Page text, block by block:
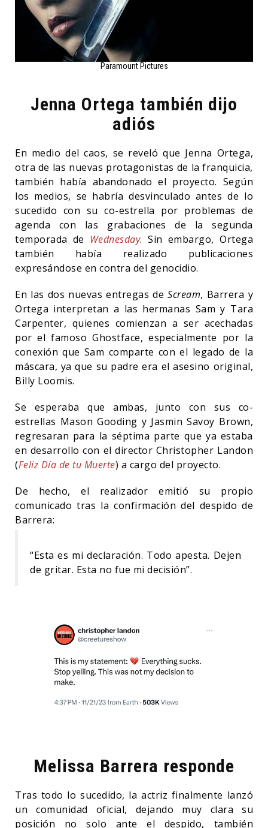
Paramount Pictures
Jenna Ortega también dijo
adiós
En medio del caos, se reveló que Jenna Ortega,
otra de las nuevas protagonistas de la franquicia,
también había abandonado el proyecto. Según
los medios, se habría desvinculado antes de lo
sucedido con su co-estrella por problemas de
agenda con las grabaciones de la segunda
temporada de Wednesday. Sin embargo, Ortega
también había realizado publicaciones
expresándose en contra del genocidio.
En las dos nuevas entregas deScream, Barrera y
Ortega interpretan a las hermanas Sam y Tara
Carpenter, quienes comienzan a ser acechadas
por el famoso Ghostface, especialmente por la
conexión que Sam comparte con el legado de la
máscara, ya que su padre era el asesino original,
Billy Loomis.
Se esperaba que ambas, junto con sus co-
estrellas Mason Gooding y Jasmin Savoy Brown,
regresaran para la séptima parte que ya estaba
en desarrollo con el director Christopher Landon
(Feliz Día de tu Muerte) a cargo del proyecto.
De hecho, el realizador emitió su propio
comunicado tras la confirmación del despido de
Barrera:
“Esta es mi declaración. Todo apesta. Dejen
de gritar. Esta no fue mi decisión”.
Melissa Barrera responde
Tras todo lo sucedido, la actriz finalmente lanzó
un comunidad oficial, dejando muy clara su
posición no solo ante el despido, también